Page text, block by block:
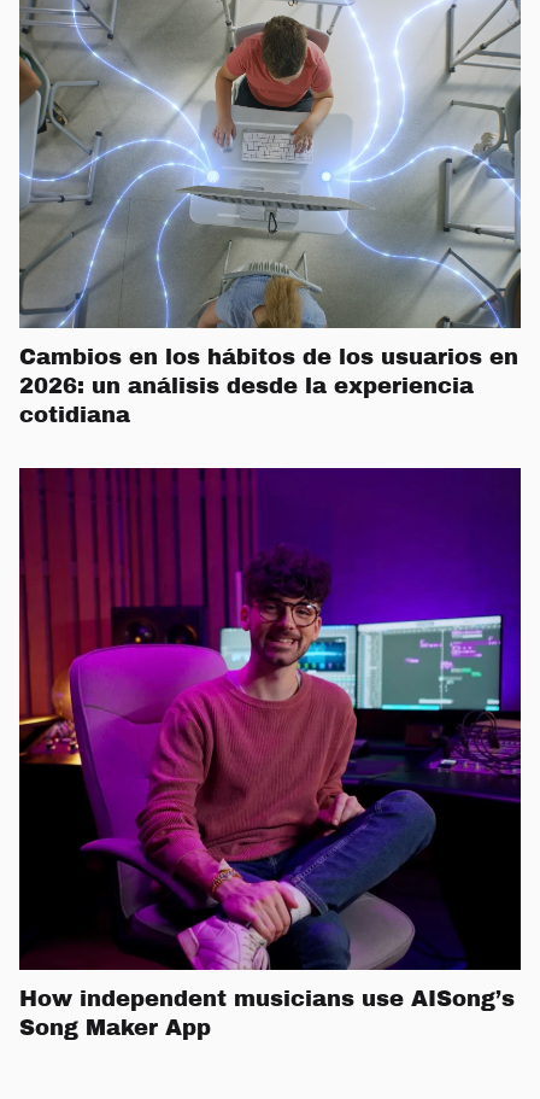
Cambios en los hábitos de los usuarios en
2026: un análisis desde la experiencia
cotidiana
How independent musicians use AISong’s
Song Maker App